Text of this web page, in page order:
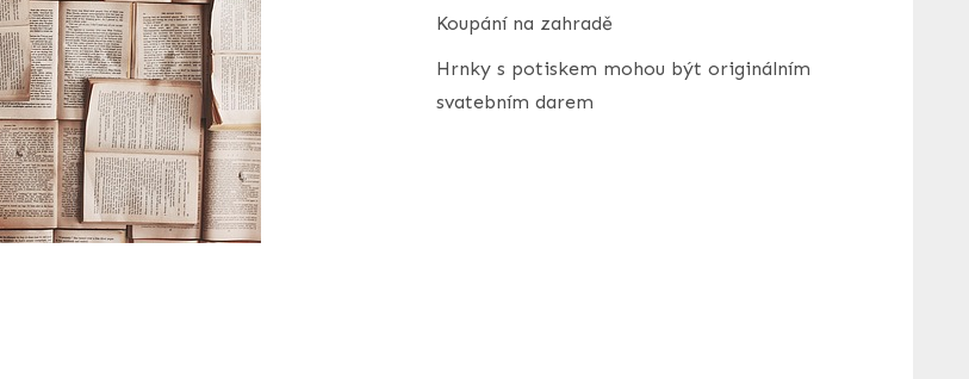
Koupání na zahradě
Hrnky s potiskem mohou být originálním
svatebním darem